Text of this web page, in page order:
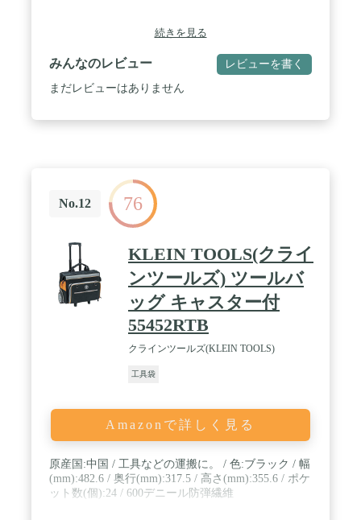
続きを見る
みんなのレビュー レビューを書く
まだレビューはありません
No.12 76
KLEIN TOOLS(クライ
ンツールズ) ツールバ
ッグ キャスター付
55452RTB
クラインツールズ(KLEIN TOOLS)
工具袋
Amazonで詳しく見る
原産国:中国 / 工具などの運搬に。 / 色:ブラック / 幅
(mm):482.6 / 奥行(mm):317.5 / 高さ(mm):355.6 / ポケ
ット数(個):24 / 600デニール防弾繊維